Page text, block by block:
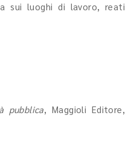
sui luoghi di lavoro, reati
pubblica, Maggioli Editore,